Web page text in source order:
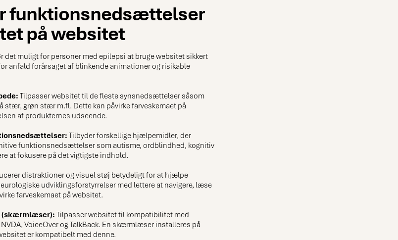
funktionsnedsættelser
på websitet
det muligt for personer med epilepsi at bruge websitet sikkert
anfald forårsaget af blinkende animationer og risikable
Tilpasser websitet til de fleste synsnedsættelser såsom
stær, grøn stær m.fl. Dette kan påvirke farveskemaet på
af produkternes udseende.
Tilbyder forskellige hjælpemidler, der
funktionsnedsættelser som autisme, ordblindhed, kognitiv
at fokusere på det vigtigste indhold.
distraktioner og visuel støj betydeligt for at hjælpe
udviklingsforstyrrelser med lettere at navigere, læse
farveskemaet på websitet.
(skærmlæser):Tilpasser websitet til kompatibilitet med
VoiceOver og TalkBack. En skærmlæser installeres på
er kompatibelt med denne.